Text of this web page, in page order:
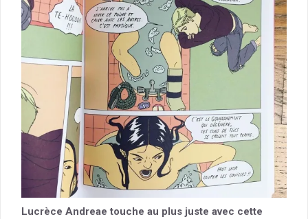
Lucrèce Andreae touche au plus juste avec cette